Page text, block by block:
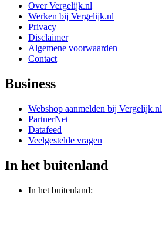
Over Vergelijk.nl
Werken bij Vergelijk.nl
Privacy
Disclaimer
Algemene voorwaarden
Contact
Business
Webshop aanmelden bij Vergelijk.nl
PartnerNet
Datafeed
Veelgestelde vragen
In het buitenland
In het buitenland: